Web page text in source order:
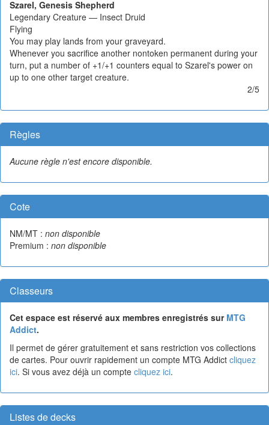
Szarel, Genesis Shepherd
Legendary Creature — Insect Druid
Flying
You may play lands from your graveyard.
Whenever you sacrifice another nontoken permanent during your
turn, put a number of +1/+1 counters equal to Szarel's power on
up to one other target creature.
2/5
Règles
Aucune règle n'est encore disponible.
Cote
NM/MT : non disponible
Premium : non disponible
Classeurs
Cet espace est réservé aux membres enregistrés sur MTG
Addict.
Il permet de gérer gratuitement et sans restriction vos collections
de cartes. Pour ouvrir rapidement un compte MTG Addict cliquez
ici. Si vous avez déjà un compte cliquez ici.
Listes de decks